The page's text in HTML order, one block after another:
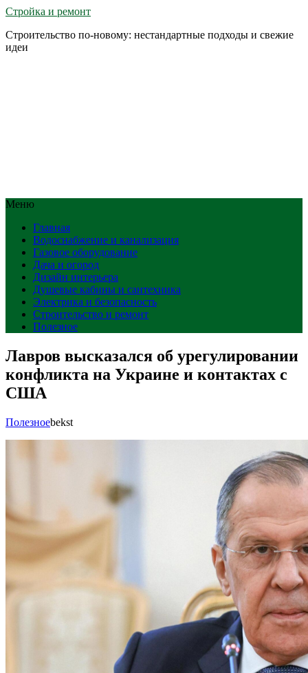
Стройка и ремонт
Строительство по-новому: нестандартные подходы и свежие
идеи
Меню
Главная
Водоснабжение и канализация
Газовое оборудование
Дача и огород
Дизайн интерьера
Душевые кабины и сантехника
Электрика и безопасность
Строительство и ремонт
Полезное
Лавров высказался об урегулировании
конфликта на Украине и контактах с
США
Полезноеbekst